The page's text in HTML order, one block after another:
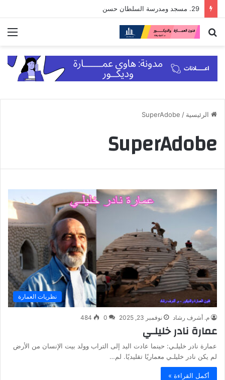
29. مسجد ومدرسة السلطان حسن
بحث
الرئيسية /
SuperAdobe
SuperAdobe
نظريات العمارة
م. أشرف رشاد نوفمبر 23, 2025 0
484
عمارة نادر خليلـي
عمارة نادر خليلـي: حينما عادت اليد إلى التراب وولد بيت الإنسان من الأرض
لم يكن نادر خليلـي معماريًا تقليديًا. لم…
أكمل القراءة »